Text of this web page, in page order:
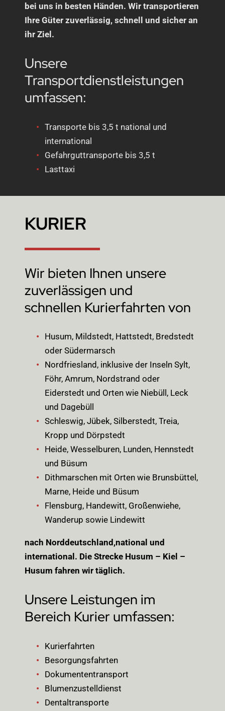
bei uns in besten Händen. Wir transportieren
Ihre Güter zuverlässig, schnell und sicher an
ihr Ziel.
Unsere
Transportdienstleistungen
umfassen:
Transporte bis 3,5 t national und
international
Gefahrguttransporte bis 3,5 t
Lasttaxi
KURIER
Wir bieten Ihnen unsere
zuverlässigen und
schnellen Kurierfahrten von
Husum, Mildstedt, Hattstedt, Bredstedt
oder Südermarsch
Nordfriesland, inklusive der Inseln Sylt,
Föhr, Amrum, Nordstrand oder
Eiderstedt und Orten wie Niebüll, Leck
und Dagebüll
Schleswig, Jübek, Silberstedt, Treia,
Kropp und Dörpstedt
Heide, Wesselburen, Lunden, Hennstedt
und Büsum
Dithmarschen mit Orten wie Brunsbüttel,
Marne, Heide und Büsum
Flensburg, Handewitt, Großenwiehe,
Wanderup sowie Lindewitt
nach Norddeutschland,national und
international. Die Strecke Husum – Kiel –
Husum fahren wir täglich.
Unsere Leistungen im
Bereich Kurier umfassen:
Kurierfahrten
Besorgungsfahrten
Dokumententransport
Blumenzustelldienst
Dentaltransporte